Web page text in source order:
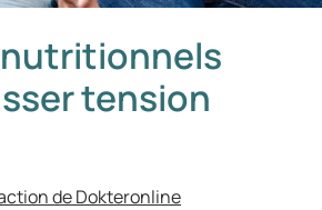
tension
de Dokteronline